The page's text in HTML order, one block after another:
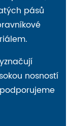
pásů
nosností